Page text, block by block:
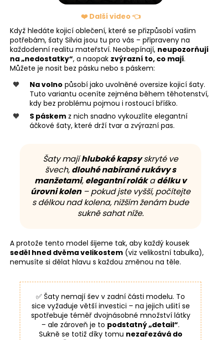
❤️ Další video 👈
Když hledáte kojicí oblečení, které se přizpůsobí vašim
potřebám, šaty Silvia jsou tu pro vás – připraveny na
každodenní realitu mateřství. Neobepínají, neupozorňují
na „nedostatky“, a naopak zvýrazní to, co mají.
Můžete je nosit bez pásku nebo s páskem:
Na volno působí jako uvolněné oversize kojicí šaty.
Tuto variantu oceníte zejména během těhotenství,
kdy bez problému pojmou i rostoucí bříško.
S páskem z nich snadno vykouzlíte elegantní
áčkové šaty, které drží tvar a zvýrazní pas.
Šaty majíhluboké kapsyskryté ve
švech, dlouhé nabírané rukávy s
manžetami, elegantní rolákadélku v
úrovni kolen– pokud jste vyšší, počítejte
s délkou nad kolena, nižším ženám bude
sukně sahat níže.
A protože tento model šijeme tak, aby každý kousek
seděl hned dvěma velikostem (viz velikostní tabulka),
nemusíte si dělat hlavu s každou změnou na těle.
✅ Šaty nemají šev v zadní části modelu. To
sice vyžaduje větší investici – na jejich ušití se
spotřebuje téměř dvojnásobné množství látky
– ale zároveň je to podstatný „detail“.
Sukně se totiž díky tomu nezařezává do